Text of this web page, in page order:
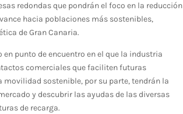
redondas que pondrán el foco en la reducción
hacia poblaciones más sostenibles,
de Gran Canaria.
punto de encuentro en el que la industria
comerciales que faciliten futuras
sostenible, por su parte, tendrán la
y descubrir las ayudas de las diversas
de recarga.